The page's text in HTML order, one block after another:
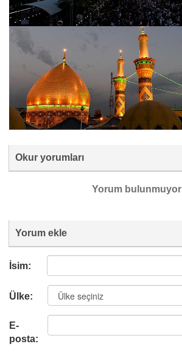
Okur yorumları
Yorum bulunmuyor
Yorum ekle
İsim:
Ülke:
E-
posta: